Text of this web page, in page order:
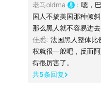
00:43:03 法国的郊区电影
巴黎郊区
《怒火青春》是起点
从蓝白红到黑白阿
九十年代的世界愤青电
老马oldma : 嗯，
国人不搞美国那种倾
那么黑人就不容易进
佳悉: 法国黑人整体比
权就很一般吧，反而
得很厉害了。
共5条回复